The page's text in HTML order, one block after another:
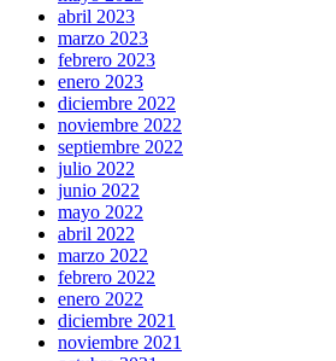
abril 2023
marzo 2023
febrero 2023
enero 2023
diciembre 2022
noviembre 2022
septiembre 2022
julio 2022
junio 2022
mayo 2022
abril 2022
marzo 2022
febrero 2022
enero 2022
diciembre 2021
noviembre 2021